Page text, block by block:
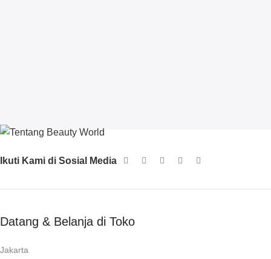
Ikuti Kami di Sosial Media
Datang & Belanja di Toko
Jakarta